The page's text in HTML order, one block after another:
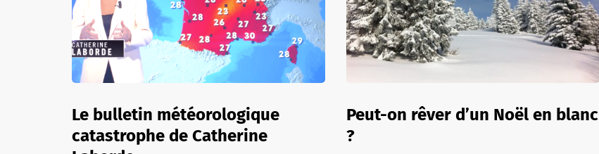
Le bulletin météorologique
catastrophe de Catherine
Peut-on rêver d’un Noël en blanc
?